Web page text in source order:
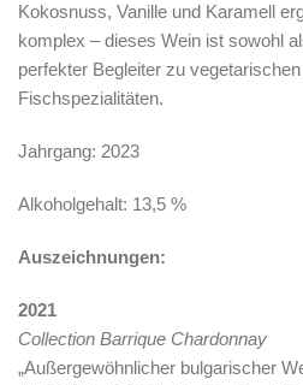
Kokosnuss, Vanille und Karamell
komplex – dieses Wein ist sowohl
perfekter Begleiter zu
Fischspezialitäten.
Jahrgang: 2023
Alkoholgehalt: 13,5 %
Auszeichnungen:
2021
Collection Barrique Chardonnay
„Außergewöhnlicher bulgarischer